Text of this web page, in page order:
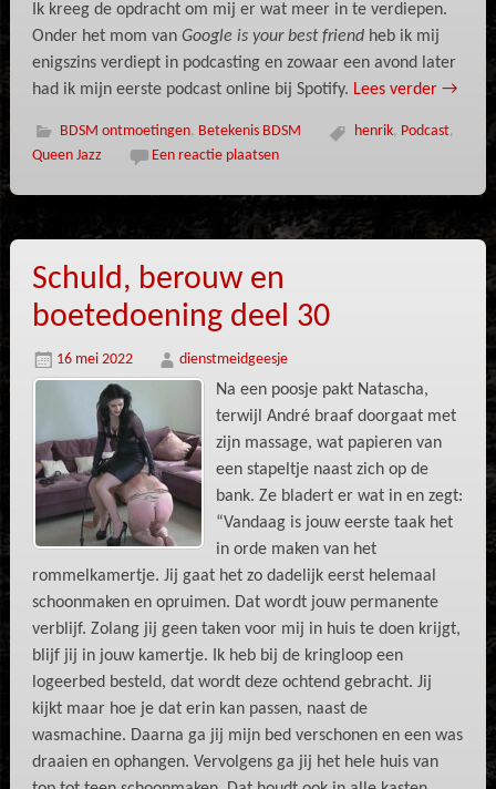
Ik kreeg de opdracht om mij er wat meer in te verdiepen.
Onder het mom van Google is your best friendheb ik mij
enigszins verdiept in podcasting en zowaar een avond later
had ik mijn eerste podcast online bij Spotify. Lees verder →
BDSM ontmoetingen, Betekenis BDSM henrik, Podcast,
Queen Jazz
Een reactie plaatsen
Schuld, berouw en
boetedoening deel 30
16 mei 2022 dienstmeidgeesje
Na een poosje pakt Natascha,
terwijl André braaf doorgaat met
zijn massage, wat papieren van
een stapeltje naast zich op de
bank. Ze bladert er wat in en zegt:
“Vandaag is jouw eerste taak het
in orde maken van het
rommelkamertje. Jij gaat het zo dadelijk eerst helemaal
schoonmaken en opruimen. Dat wordt jouw permanente
verblijf. Zolang jij geen taken voor mij in huis te doen krijgt,
blijf jij in jouw kamertje. Ik heb bij de kringloop een
logeerbed besteld, dat wordt deze ochtend gebracht. Jij
kijkt maar hoe je dat erin kan passen, naast de
wasmachine. Daarna ga jij mijn bed verschonen en een was
draaien en ophangen. Vervolgens ga jij het hele huis van